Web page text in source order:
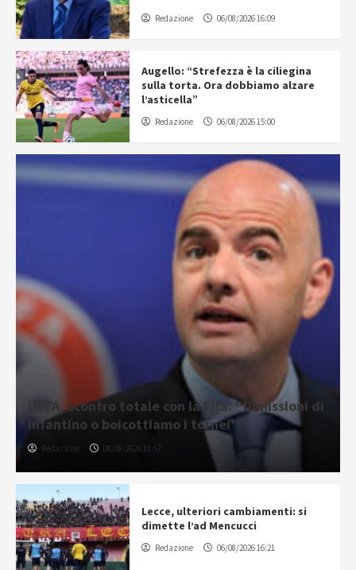
Redazione 06/08/2026 16:09
Augello: “Strefezza è la ciliegina
sulla torta. Ora dobbiamo alzare
l’asticella”
Redazione 06/08/2026 15:00
UEFA, scontro totale con la Fifa: “Dimissioni di
Infantino o boicottiamo i tornei”
Redazione 06/08/2026 18:57
Lecce, ulteriori cambiamenti: si
dimette l’ad Mencucci
Redazione 06/08/2026 16:21